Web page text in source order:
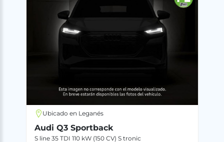
Ubicado en Leganés
Audi Q3 Sportback
S line 35 TDI 110 kW (150 CV) S tronic